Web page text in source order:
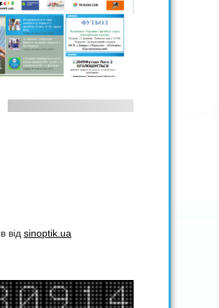
від sinoptik.ua